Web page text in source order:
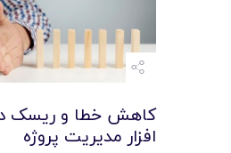
کاهش خطا و ریسک در
افزار مدیریت پروژه